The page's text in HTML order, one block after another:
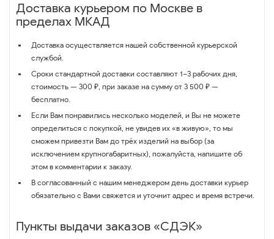
Доставка курьером по Москве в
пределах МКАД
Доставка осуществляется нашей собственной курьерской
службой.
Сроки стандартной доставки составляют 1–3 рабочих дня,
стоимость — 300 ₽, при заказе на сумму от 3 500 ₽ —
бесплатно.
Если Вам понравились несколько моделей, и Вы не можете
определиться с покупкой, не увидев их «в живую», то мы
сможем привезти Вам до трёх изделий на выбор (за
исключением крупногабаритных), пожалуйста, напишите об
этом в комментарии к заказу.
В согласованный с нашим менеджером день доставки курьер
обязательно с Вами свяжется и уточнит адрес и время встречи.
Пункты выдачи заказов «СДЭК»